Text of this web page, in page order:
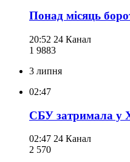
Понад місяць
20:52 24 Канал
1 9883
3 липня
02:47
СБУ затримала у
02:47 24 Канал
2 570